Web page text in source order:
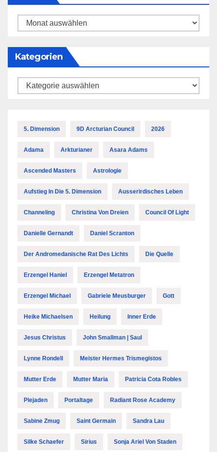
Archiv
Kategorien
Kategorien
5. Dimension 9D Arcturian Council 2026
Adama Arkturianer Asara Adams
Ascended Masters Astrologie
Aufstieg In Die 5. Dimension Ausserirdisches Leben
Channeling Christina Von Dreien Council Of Light
Danielle Gernandt Daniel Scranton
Der Andromedanische Rat Des Lichts Die Quelle
Erzengel Haniel Erzengel Metatron
Erzengel Michael Gabriele Meusburger Gott
Heike Michaelsen Heilung Inner Erde
Jesus Christus John Smallman | Saul
Lynne Rondell Meister Hermes Trismegistos
Mutter Erde Mutter Maria Patricia Cota Robles
Plejaden Portaltage Radiant Rose Academy
Sabine Zmug Saint Germain Sandra Lau
Silke Schaefer Sirius Sonja Ariel Von Staden